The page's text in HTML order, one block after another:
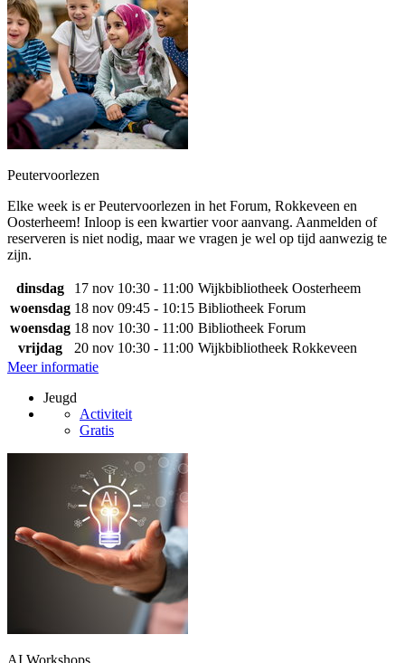
Peutervoorlezen
Elke week is er Peutervoorlezen in het Forum, Rokkeveen en
Oosterheem! Inloop is een kwartier voor aanvang. Aanmelden of
reserveren is niet nodig, maar we vragen je wel op tijd aanwezig te
zijn.
dinsdag 17 nov 10:30 - 11:00 Wijkbibliotheek Oosterheem
woensdag 18 nov 09:45 - 10:15 Bibliotheek Forum
woensdag 18 nov 10:30 - 11:00 Bibliotheek Forum
vrijdag
20 nov 10:30 - 11:00 Wijkbibliotheek Rokkeveen
Meer informatie
Jeugd
Activiteit
Gratis
AI Workshops